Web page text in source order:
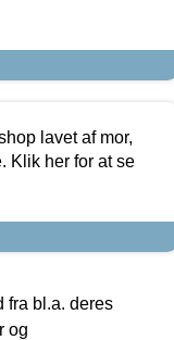
lavet af mor,
Klik her for at se
fra bl.a. deres
og